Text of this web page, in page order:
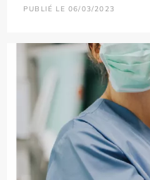
PUBLIÉ LE 06/03/2023